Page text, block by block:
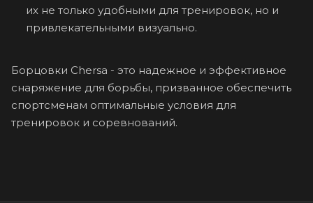
их не только удобными для тренировок, но и
привлекательными визуально.
Борцовки Chersa - это надежное и эффективное
снаряжение для борьбы, призванное обеспечить
спортсменам оптимальные условия для
тренировок и соревнований.